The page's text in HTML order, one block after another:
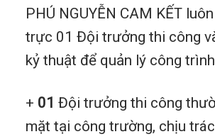
PHÚ NGUYỄN CAM KẾT
trực 01 Đội trưởng thi công
kỷ thuật để quản lý công
+ 01 Đội trưởng thi công
mặt tại công trường, chịu